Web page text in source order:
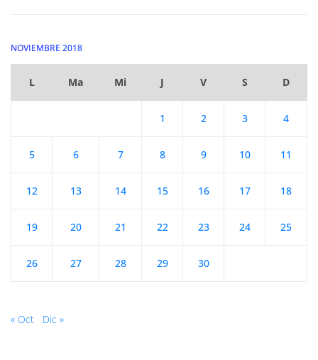
NOVIEMBRE 2018
L Ma Mi J V S D
1 2 3 4
5 6 7 8 9 10 11
12 13 14 15 16 17 18
19 20 21 22 23 24 25
26 27 28 29 30
« Oct Dic »